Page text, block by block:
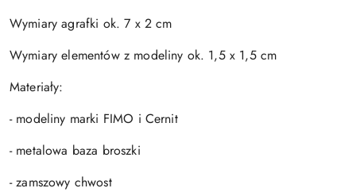
Wymiary agrafki ok. 7 x 2 cm
Wymiary elementów z modeliny ok. 1,5 x 1,5 cm
Materiały:
- modeliny marki FIMO i Cernit
- metalowa baza broszki
- zamszowy chwost